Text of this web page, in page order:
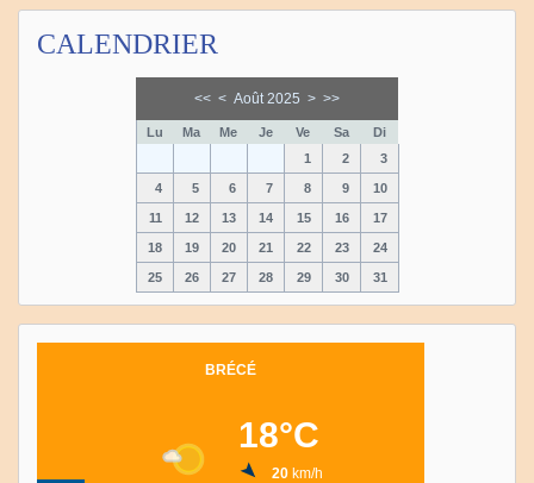
CALENDRIER
<< < Août 2025 > >>
Lu Ma Me Je Ve Sa
Di
1
2 3
4 5 6 7 8 9 10
11 12 13 14 15 16 17
18 19 20 21 22 23 24
25 26 27 28 29 30 31